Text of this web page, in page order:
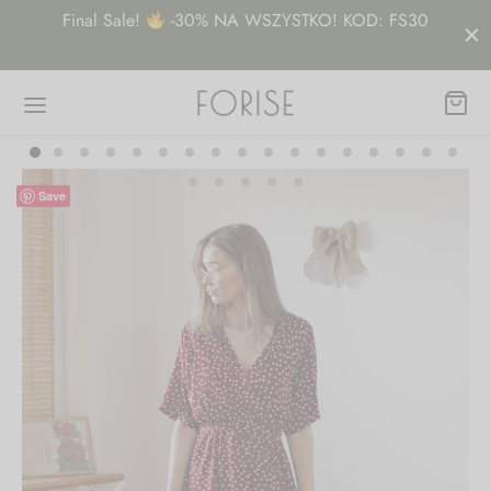
Final Sale! -30% NA WSZYSTKO! KOD: FS30
Save
spodnie, spodenki